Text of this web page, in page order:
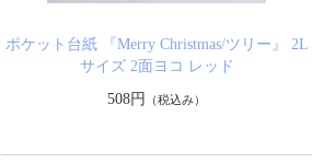
ポケット台紙 『Merry Christmas/ツリー』 2L
サイズ 2面ヨコ レッド
508円
（税込み）